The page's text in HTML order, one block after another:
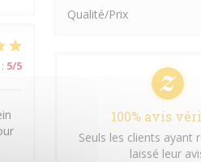
: 5/5
Qualité/Prix
100% avis
Seuls les clients ayant
laissé leur